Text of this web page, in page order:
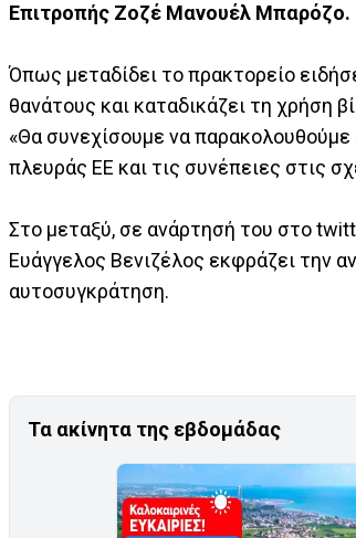
Επιτροπής Ζοζέ Μανουέλ Μπαρόζο.
Όπως μεταδίδει το πρακτορείο
θανάτους και καταδικάζει τη χρήση
«Θα συνεχίσουμε να παρακολουθούμε
πλευράς ΕΕ και τις συνέπειες στις
Στο μεταξύ, σε ανάρτησή του στο
Ευάγγελος Βενιζέλος εκφράζει την
αυτοσυγκράτηση.
Τα ακίνητα της εβδομάδας